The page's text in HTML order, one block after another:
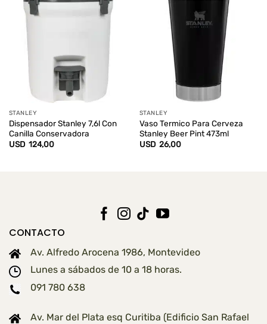
STANLEY
Dispensador Stanley 7,6l Con
Canilla Conservadora
USD 124,00
STANLEY
Vaso Termico Para Cerveza
Stanley Beer Pint 473ml
USD 26,00
CONTACTO
Av. Alfredo Arocena 1986, Montevideo
Lunes a sábados de 10 a 18 horas.
091 780 638
Av. Mar del Plata esq Curitiba (Edificio San Rafael